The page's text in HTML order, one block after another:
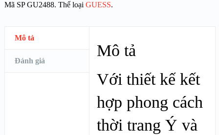
Mã SPGU2488. Thể loại GUESS.
Mô tả
Đánh giá
Mô tả
Với thiết kế kết
hợp phong cách
thời trang Ý và